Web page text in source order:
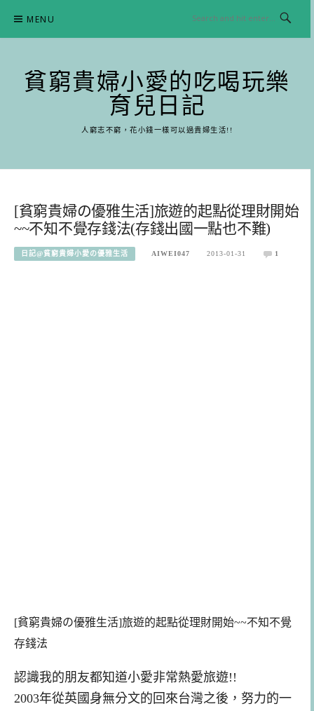
content
MENU
貧窮貴婦小愛的吃喝玩樂
育兒日記
人窮志不窮，花小錢一樣可以過貴婦生活!!
[貧窮貴婦の優雅生活]旅遊的起點從理財開始
~~不知不覺存錢法(存錢出國一點也不難)
日記@貧窮貴婦小愛の優雅生活 AIWEI047 2013-01-31 1
[貧窮貴婦の優雅生活]旅遊的起點從理財開始~~不知不覺
存錢法
認識我的朋友都知道小愛非常熱愛旅遊!!
2003年從英國 身無分文的 回來台灣之後，努力的一